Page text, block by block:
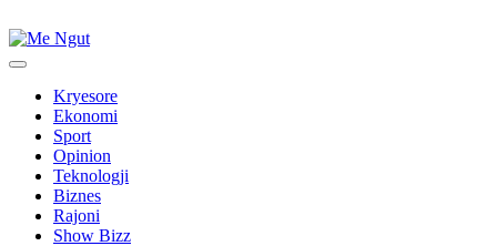
to
content
Me
Këtu
lajmet
ngut
Kryesore
Ekonomi
Sport
Opinion
Teknologji
Biznes
Rajoni
Show Bizz